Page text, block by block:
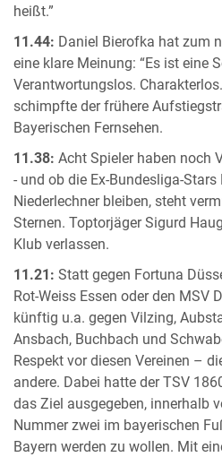
heißt.”
11.44: Daniel Bierofka hat zum
eine klare Meinung: “Es ist eine
Verantwortungslos.
schimpfte der frühere
Bayerischen Fernsehen.
11.38: Acht Spieler haben noch
- und ob die Ex-Bundesliga-
Niederlechner bleiben, steht
Sternen. Toptorjäger Sigurd
Klub verlassen.
11.21: Statt gegen Fortuna
Rot-Weiss Essen oder den MSV
künftig u.a. gegen Vilzing,
Ansbach, Buchbach und
Respekt vor diesen Vereinen –
andere. Dabei hatte der TSV
das Ziel ausgegeben, innerhalb
Nummer zwei im bayerischen
Bayern werden zu wollen. Mit